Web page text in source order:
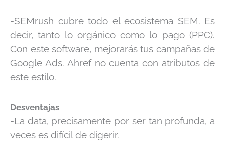
-SEMrush cubre todo el ecosistema SEM. Es
decir, tanto lo orgánico como lo pago (PPC).
Con este software, mejorarás tus campañas de
Google Ads. Ahref no cuenta con atributos de
este estilo.
Desventajas
-La data, precisamente por ser tan profunda, a
veces es difícil de digerir.